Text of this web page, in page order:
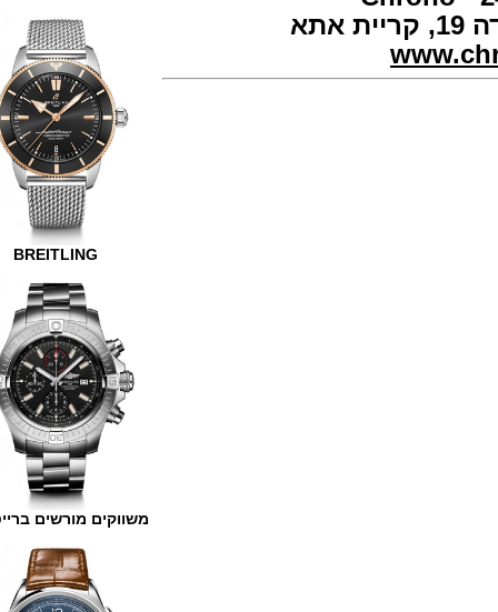
BREITLING
משווקים מורשים ברייטלינג